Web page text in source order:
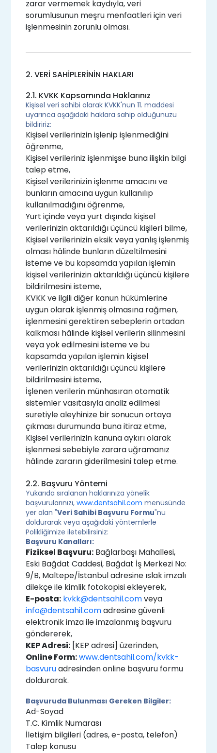
zarar vermemek kaydıyla, veri
sorumlusunun meşru menfaatleri için veri
işlenmesinin zorunlu olması.
2. VERİ SAHİPLERİNİN HAKLARI
2.1. KVKK Kapsamında Haklarınız
Kişisel veri sahibi olarak KVKK'nun 11. maddesi
uyarınca aşağıdaki haklara sahip olduğunuzu
bildiririz:
Kişisel verilerinizin işlenip işlenmediğini
öğrenme,
Kişisel verileriniz işlenmişse buna ilişkin bilgi
talep etme,
Kişisel verilerinizin işlenme amacını ve
bunların amacına uygun kullanılıp
kullanılmadığını öğrenme,
Yurt içinde veya yurt dışında kişisel
verilerinizin aktarıldığı üçüncü kişileri bilme,
Kişisel verilerinizin eksik veya yanlış işlenmiş
olması hâlinde bunların düzeltilmesini
isteme ve bu kapsamda yapılan işlemin
kişisel verilerinizin aktarıldığı üçüncü kişilere
bildirilmesini isteme,
KVKK ve ilgili diğer kanun hükümlerine
uygun olarak işlenmiş olmasına rağmen,
işlenmesini gerektiren sebeplerin ortadan
kalkması hâlinde kişisel verilerin silinmesini
veya yok edilmesini isteme ve bu
kapsamda yapılan işlemin kişisel
verilerinizin aktarıldığı üçüncü kişilere
bildirilmesini isteme,
İşlenen verilerin münhasıran otomatik
sistemler vasıtasıyla analiz edilmesi
suretiyle aleyhinize bir sonucun ortaya
çıkması durumunda buna itiraz etme,
Kişisel verilerinizin kanuna aykırı olarak
işlenmesi sebebiyle zarara uğramanız
hâlinde zararın giderilmesini talep etme.
2.2. Başvuru Yöntemi
Yukarıda sıralanan haklarınıza yönelik
başvurularınızı,www.dentsahil.com menüsünde
yer alan "Veri Sahibi Başvuru Formu"nu
doldurarak veya aşağıdaki yöntemlerle
Polikliğimize iletebilirsiniz:
Başvuru Kanalları:
Fiziksel Başvuru: Bağlarbaşı Mahallesi,
Eski Bağdat Caddesi, Bağdat İş Merkezi No:
9/B, Maltepe/İstanbul adresine ıslak imzalı
dilekçe ile kimlik fotokopisi ekleyerek,
E-posta: kvkk@dentsahil.comveya
info@dentsahil.comadresine güvenli
elektronik imza ile imzalanmış başvuru
göndererek,
KEP Adresi: [KEP adresi] üzerinden,
Online Form:www.dentsahil.com/kvkk-
basvuruadresinden online başvuru formu
doldurarak.
Başvuruda Bulunması Gereken Bilgiler:
Ad-Soyad
T.C. Kimlik Numarası
İletişim bilgileri (adres, e-posta, telefon)
Talep konusu